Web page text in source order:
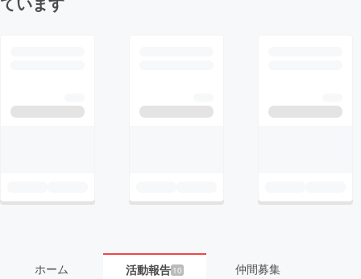
ホーム 活動報告 10 仲間募集